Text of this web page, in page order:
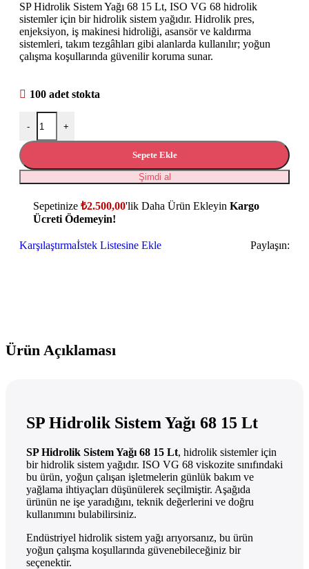
SP Hidrolik Sistem Yağı 68 15 Lt, ISO VG 68 hidrolik
sistemler için bir hidrolik sistem yağıdır. Hidrolik pres,
enjeksiyon, iş makinesi hidroliği, asansör ve kaldırma
sistemleri, takım tezgâhları gibi alanlarda kullanılır; yoğun
çalışma koşullarında güvenilir koruma sunar.
100 adet stokta
- +
Sepete Ekle
Şimdi al
Sepetinize ₺2.500,00'lik Daha Ürün Ekleyin Kargo
Ücreti Ödemeyin!
Karşılaştırmaİstek Listesine Ekle Paylaşın:
Ürün Açıklaması
SP Hidrolik Sistem Yağı 68 15 Lt
SP Hidrolik Sistem Yağı 68 15 Lt, hidrolik sistemler için
bir hidrolik sistem yağıdır. ISO VG 68 viskozite sınıfındaki
bu ürün, yoğun çalışan işletmelerin günlük bakım ve
yağlama ihtiyaçları düşünülerek seçilmiştir. Aşağıda
ürünün ne işe yaradığını, teknik değerlerini ve doğru
kullanımını bulabilirsiniz.
Endüstriyel hidrolik sistem yağı arıyorsanız, bu ürün
yoğun çalışma koşullarında güvenebileceğiniz bir
seçenektir.